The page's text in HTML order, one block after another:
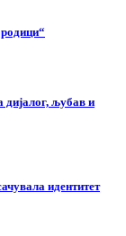
љубав и
идентитет